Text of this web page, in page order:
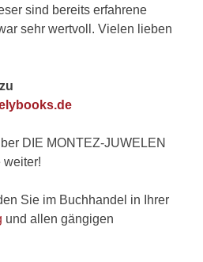
sind bereits erfahrene
sehr wertvoll. Vielen lieben
DIE MONTEZ-JUWELEN
weiter!
Sie im Buchhandel in Ihrer
und allen gängigen